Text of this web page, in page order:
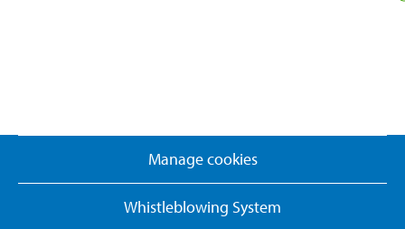
Manage cookies
Whistleblowing System